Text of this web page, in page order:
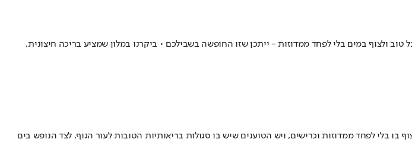
ולצוף במים בלי לפחד ממדוזות - ייתכן שזו החופשה בשבילכם • ביקרנו במלון שמציע בריכה חיצונית,
בלי לפחד ממדוזות וכרישים, ויש הטוענים שיש בו סגולות בריאותיות הטובות לעור הגוף. לצד הנופש בים